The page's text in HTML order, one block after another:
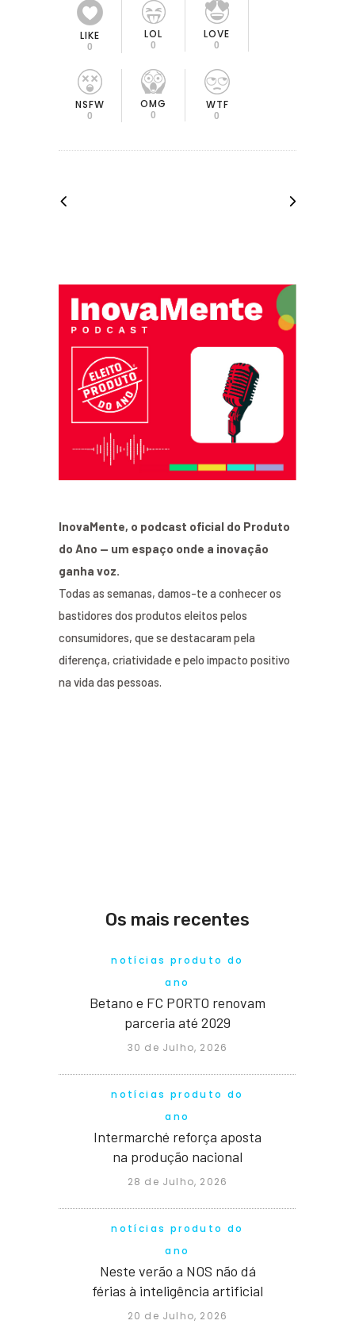
LIKE
0
LOL
0
LOVE
0
NSFW
0
OMG
0
WTF
0
InovaMente, o podcast oficial do Produto
do Ano — um espaço onde a inovação
ganha voz.
Todas as semanas, damos-te a conhecer os
bastidores dos produtos eleitos pelos
consumidores, que se destacaram pela
diferença, criatividade e pelo impacto positivo
na vida das pessoas.
Os mais recentes
notícias produto do
ano
Betano e FC PORTO renovam
parceria até 2029
30 de Julho, 2026
notícias produto do
ano
Intermarché reforça aposta
na produção nacional
28 de Julho, 2026
notícias produto do
ano
Neste verão a NOS não dá
férias à inteligência artificial
20 de Julho, 2026